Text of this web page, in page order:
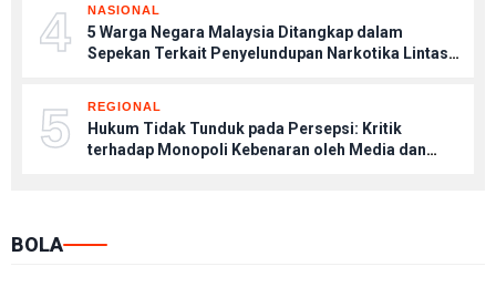
4 NASIONAL
5 Warga Negara Malaysia Ditangkap dalam
Sepekan Terkait Penyelundupan Narkotika Lintas
5 REGIONAL
Hukum Tidak Tunduk pada Persepsi: Kritik
terhadap Monopoli Kebenaran oleh Media dan
BOLA